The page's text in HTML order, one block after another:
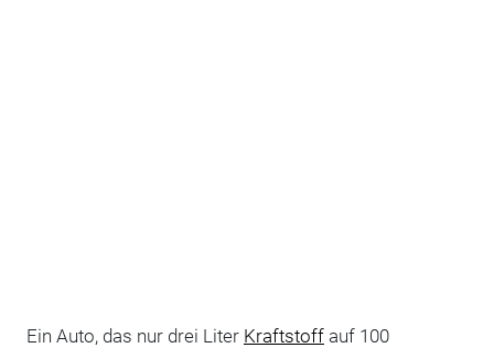
Ein Auto, das nur drei Liter Kraftstoffauf 100